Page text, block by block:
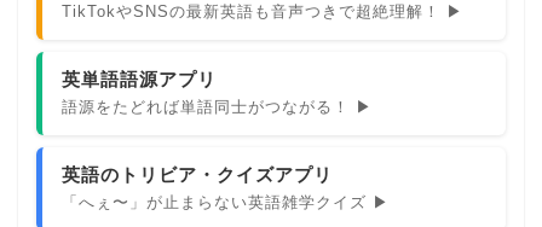
TikTokやSNSの最新英語も音声つきで超絶理解！ ▶
英単語語源アプリ
語源をたどれば単語同士がつながる！ ▶
英語のトリビア・クイズアプリ
「へぇ〜」が止まらない英語雑学クイズ ▶